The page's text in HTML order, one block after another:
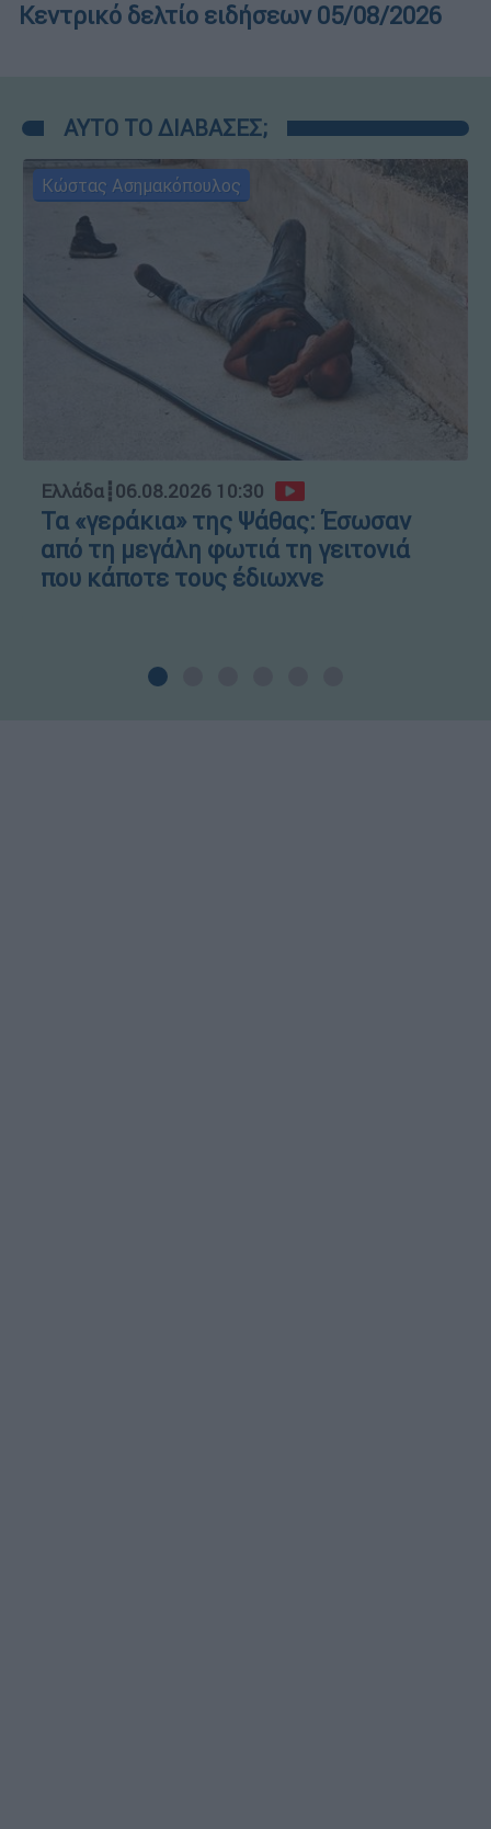
Κεντρικό δελτίο ειδήσεων 05/08/2026
ΑΥΤΟ ΤΟ ΔΙΑΒΑΣΕΣ;
Κώστας Ασημακόπουλος
Ελλάδα┋06.08.2026 10:30
Τα «γεράκια» της Ψάθας: Έσωσαν
από τη μεγάλη φωτιά τη γειτονιά
που κάποτε τους έδιωχνε